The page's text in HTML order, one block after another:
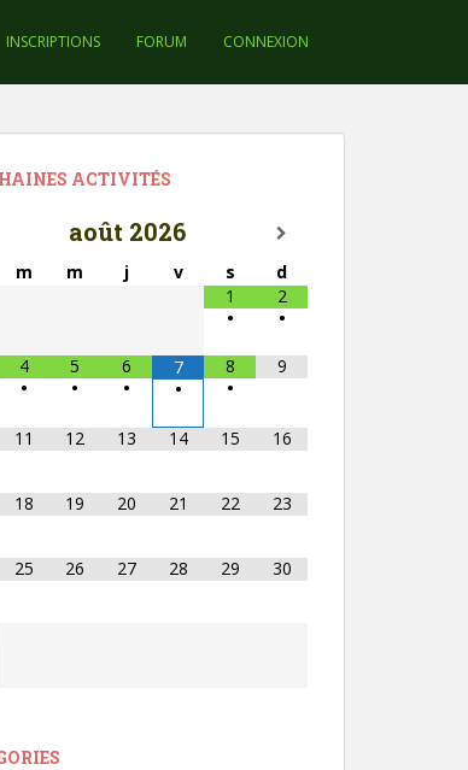
INSCRIPTIONS FORUM CONNEXION
ACTIVITÉS
août 2026
m m j v s
d
1
•
2
•
4
•
5
•
6
•
7
•
8
•
9
11 12 13 14 15 16
18 19 20 21 22 23
25 26 27 28 29 30